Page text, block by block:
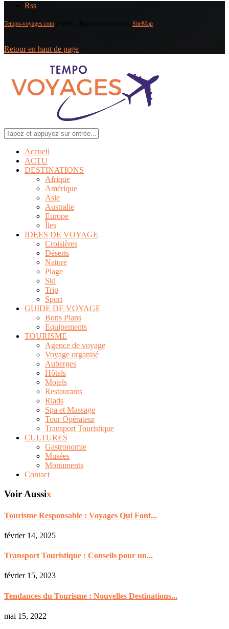
Rss
Tempo-voyages.com SiteMap
Retour en haut de page
Accueil
ACTU
DESTINATIONS
Afrique
Amérique
Asie
Australie
Europe
Îles
IDEES DE VOYAGE
Croisières
Déserts
Nature
Plage
Ski
Trip
Sport
GUIDE DE VOYAGE
Bons Plans
Equipements
TOURISME
Agence de voyage
Voyage organisé
Auberges
Hôtels
Motels
Restaurants
Riads
Spa et Massage
Tour Opérateur
Transport Touristique
CULTURES
Gastronomie
Musées
Monuments
Contact
Voir Aussix
Tourisme Responsable : Voyages Qui Font...
février 14, 2025
Transport Touristique : Conseils pour un...
février 15, 2023
Tendances du Tourisme : Nouvelles Destinations...
mai 15, 2022